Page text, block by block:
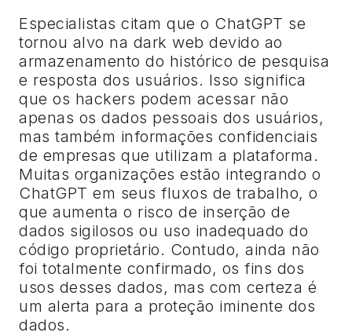
Especialistas citam que o ChatGPT se
tornou alvo na dark web devido ao
armazenamento do histórico de pesquisa
e resposta dos usuários. Isso significa
que os hackers podem acessar não
apenas os dados pessoais dos usuários,
mas também informações confidenciais
de empresas que utilizam a plataforma.
Muitas organizações estão integrando o
ChatGPT em seus fluxos de trabalho, o
que aumenta o risco de inserção de
dados sigilosos ou uso inadequado do
código proprietário. Contudo, ainda não
foi totalmente confirmado, os fins dos
usos desses dados, mas com certeza é
um alerta para a proteção iminente dos
dados.